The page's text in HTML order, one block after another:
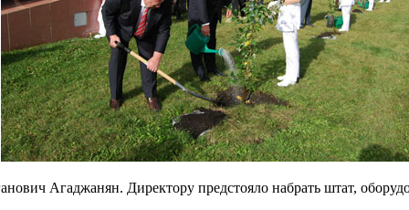
Агаджанян. Директору предстояло набрать штат,